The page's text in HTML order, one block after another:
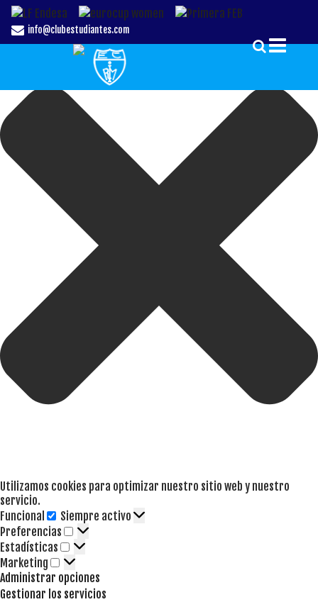
Gestionar el Consentimiento de las Cookies
Utilizamos cookies para optimizar nuestro sitio web y nuestro
servicio.
Funcional
Funcional
Siempre activo
Preferencias
Preferencias
Estadísticas Estadísticas
Marketing Marketing
Administrar opciones
Gestionar los servicios
info@clubestudiantes.com